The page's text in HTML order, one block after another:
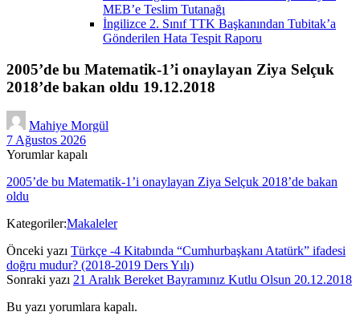
MEB’e Teslim Tutanağı
İngilizce 2. Sınıf TTK Başkanından Tubitak’a
Gönderilen Hata Tespit Raporu
2005’de bu Matematik-1’i onaylayan Ziya Selçuk
2018’de bakan oldu 19.12.2018
Mahiye Morgül
7 Ağustos 2026
Yorumlar kapalı
2005’de bu Matematik-1’i onaylayan Ziya Selçuk 2018’de bakan
oldu
Kategoriler:Makaleler
Önceki yazı Türkçe -4 Kitabında “Cumhurbaşkanı Atatürk” ifadesi
doğru mudur? (2018-2019 Ders Yılı)
Sonraki yazı 21 Aralık Bereket Bayramınız Kutlu Olsun 20.12.2018
Bu yazı yorumlara kapalı.